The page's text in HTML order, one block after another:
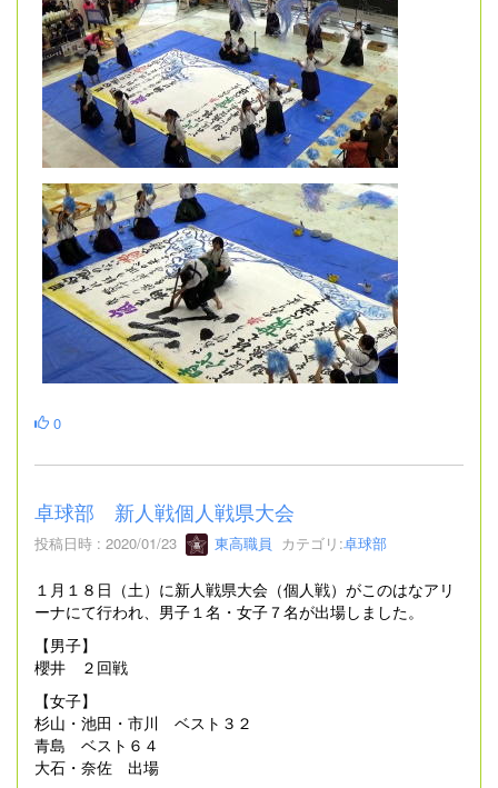
0
卓球部 新人戦個人戦県大会
投稿日時 : 2020/01/23 東高職員 カテゴリ:卓球部
１月１８日（土）に新人戦県大会（個人戦）がこのはなアリ
ーナにて行われ、男子１名・女子７名が出場しました。
【男子】
櫻井 ２回戦
【女子】
杉山・池田・市川 ベスト３２
青島 ベスト６４
大石・奈佐 出場